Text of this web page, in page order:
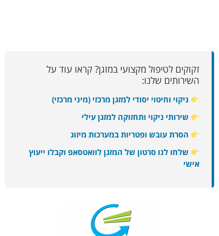
זקוקים לטיפול מקצועי במזגן? קראו עוד על
השירותים שלנו:
ניקוי וחיטוי יסודי למזגן מרכזי (מיני מרכזי)
שירותי ניקוי ותחזוקה למזגן עילי
הסרת עובש ופטריות במערכות מיזוג
שלחו לנו סרטון של המזגן לוואטסאפ וקבלו ייעוץ
אישי